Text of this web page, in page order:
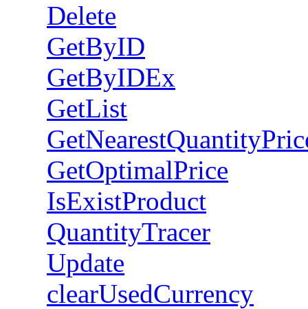
Delete
GetByID
GetByIDEx
GetList
GetOptimalPrice
IsExistProduct
QuantityTracer
Update
clearUsedCurrency